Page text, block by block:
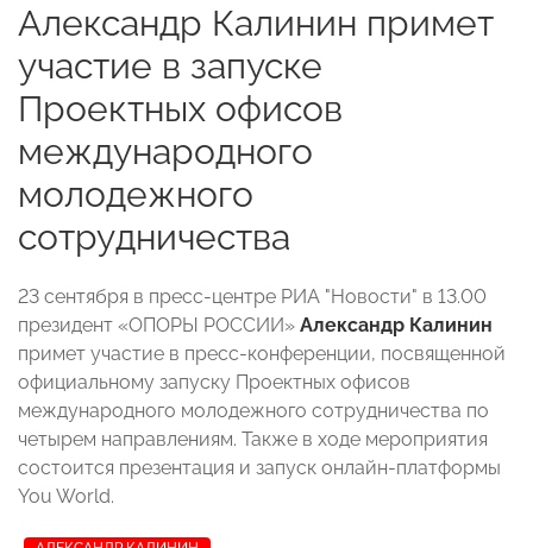
Александр Калинин примет
участие в запуске
Проектных офисов
международного
молодежного
сотрудничества
23 сентября в пресс-центре РИА "Новости" в 13.00
президент «ОПОРЫ РОССИИ» Александр Калинин
примет участие в пресс-конференции, посвященной
официальному запуску Проектных офисов
международного молодежного сотрудничества по
четырем направлениям. Также в ходе мероприятия
состоится презентация и запуск онлайн-платформы
You World.